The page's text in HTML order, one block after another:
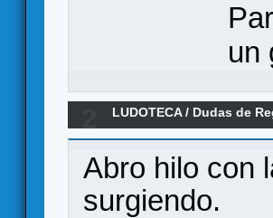
un
LUDOTECA/ Dudas de
Abro hilo con
surgiendo.